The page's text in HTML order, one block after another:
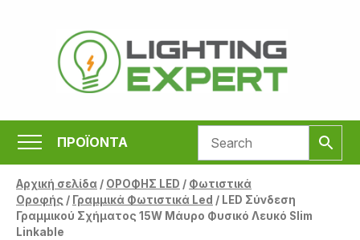
περιεχόμενο
ΠΡΟΪΟΝΤΑ
Αρχική σελίδα/ ΟΡΟΦΗΣ LED / Φωτιστικά
Οροφής / Γραμμικά Φωτιστικά Led / LED Σύνδεση
Γραμμικού Σχήματος 15W Μάυρο Φυσικό Λευκό Slim
Linkable